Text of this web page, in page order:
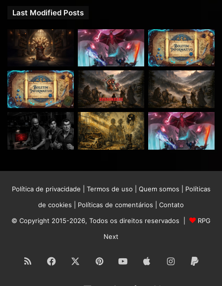
Last Modified Posts
Política de privacidade Termos de uso Quem somos
Políticas
de cookies
Políticas de comentários
Contato
© Copyright 2015-2026, Todos os direitos reservados |
RPG
Next
RSS Facebook PinterestYouTubeAppleInstagram